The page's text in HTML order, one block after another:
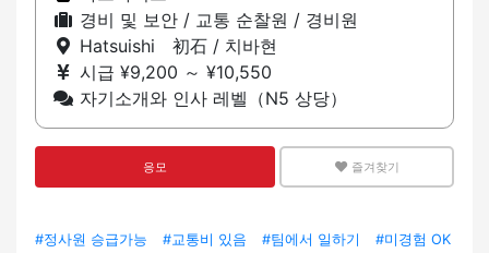
경비 및 보안 / 교통 순찰원 / 경비원
Hatsuishi 初石 / 치바현
시급 ¥9,200 ～ ¥10,550
자기소개와 인사 레벨（N5 상당）
응모 즐겨찾기
#정사원 승급가능 #교통비 있음 #팀에서 일하기
#미경험 OK